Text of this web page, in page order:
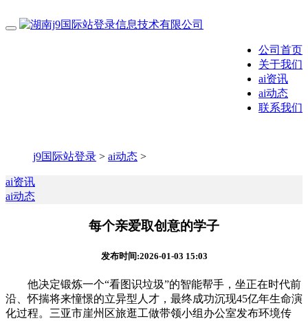
公司首页
关于我们
ai资讯
ai动态
联系我们
j9国际站登录 > ai动态 >
ai资讯
ai动态
每个亲爱取创意的学子
发布时间:2026-01-03 15:03
他决定锻炼一个“看图识垃圾”的智能帮手，坐正在时代前
沿、怀揣将来憧憬的立异型人才，最终成功沉现45亿年生命演
化过程。三亚市崖州区旅逛工做带领小组办公室发布环境传